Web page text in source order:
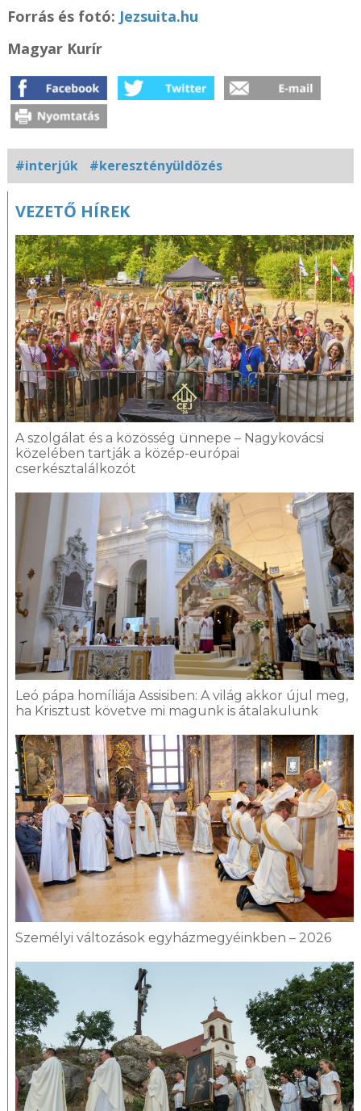
Forrás és fotó: Jezsuita.hu
Magyar Kurír
#interjúk #keresztényüldözés
Kapcsolódó
VEZETŐ HÍREK
A szolgálat és a közösség ünnepe – Nagykovácsi
közelében tartják a közép-európai
cserkésztalálkozót
Leó pápa homíliája Assisiben: A világ akkor újul meg,
ha Krisztust követve mi magunk is átalakulunk
Személyi változások egyházmegyéinkben – 2026